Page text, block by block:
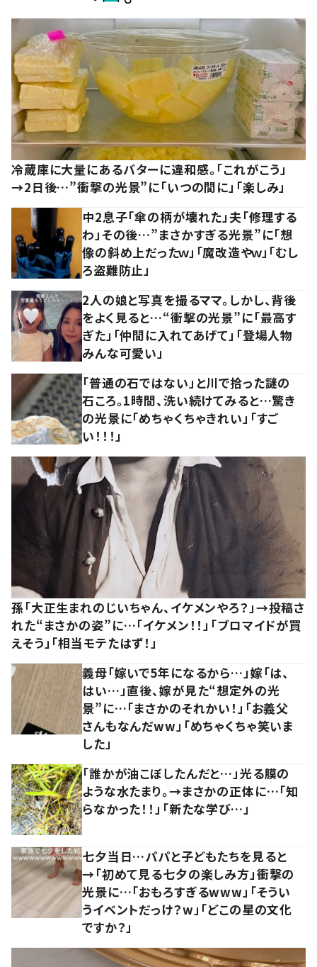
冷蔵庫に大量にあるバターに違和感。「これがこう」
→2日後…”衝撃の光景”に「いつの間に」「楽しみ」
中2息子「傘の柄が壊れた」夫「修理する
わ」その後…”まさかすぎる光景”に「想
像の斜め上だったｗ」「魔改造やｗ」「むし
ろ盗難防止」
2人の娘と写真を撮るママ。しかし、背後
をよく見ると…“衝撃の光景”に「最高す
ぎた」「仲間に入れてあげて」「登場人物
みんな可愛い」
「普通の石ではない」と川で拾った謎の
石ころ。1時間、洗い続けてみると…驚き
の光景に「めちゃくちゃきれい」「すご
い！！！」
孫「大正生まれのじいちゃん、イケメンやろ？」→投稿さ
れた“まさかの姿”に…「イケメン！！」「ブロマイドが買
えそう」「相当モテたはず！」
義母「嫁いで5年になるから…」嫁「は、
はい…」直後、嫁が見た“想定外の光
景”に…「まさかのそれかい！」「お義父
さんもなんだww」「めちゃくちゃ笑いま
した」
「誰かが油こぼしたんだと…」光る膜の
ような水たまり。→まさかの正体に…「知
らなかった！！」「新たな学び…」
七夕当日…パパと子どもたちを見ると
→「初めて見る七夕の楽しみ方」衝撃の
光景に…「おもろすぎるwww」「そうい
うイベントだっけ？w」「どこの星の文化
ですか？」